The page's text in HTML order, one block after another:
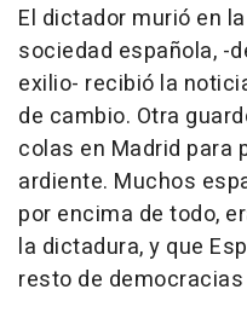
El dictador murió en
sociedad española, -
exilio- recibió la
de cambio. Otra
colas en Madrid para
ardiente. Muchos
por encima de todo,
la dictadura, y que
resto de